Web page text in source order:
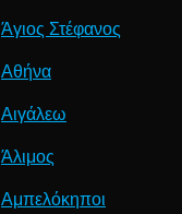
Άγιος Στέφανος
Αθήνα
Αιγάλεω
Άλιμος
Αμπελόκηποι